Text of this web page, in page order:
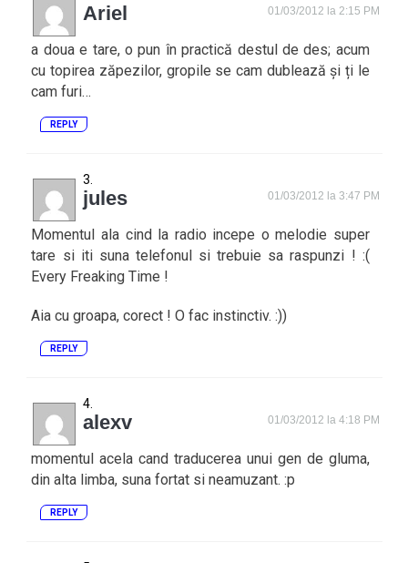
Ariel 01/03/2012 la 2:15 PM
a doua e tare, o pun în practică destul de des; acum
cu topirea zăpezilor, gropile se cam dublează și ți le
cam furi…
REPLY
jules 01/03/2012 la 3:47 PM
Momentul ala cind la radio incepe o melodie super
tare si iti suna telefonul si trebuie sa raspunzi ! :(
Every Freaking Time !
Aia cu groapa, corect ! O fac instinctiv. :))
REPLY
alexv 01/03/2012 la 4:18 PM
momentul acela cand traducerea unui gen de gluma,
din alta limba, suna fortat si neamuzant. :p
REPLY